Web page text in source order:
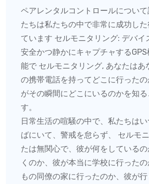
ペアレンタルコントロールについ
たちは私たちの中で非常に成功し
ています セルモニタリング: デバイ
安全かつ静かにキャプチャする
能で セルモニタリング, あなたはあ
の携帯電話を持ってどこに行った
がその瞬間にどこにいるのかを知る
す。
日常生活の喧騒の中で、私たちは
ばにいて、警戒を怠らず、 セルモ
たは無関心で、彼が何をしている
くのか、彼が本当に学校に行った
もの同僚の家に行ったのか、彼が